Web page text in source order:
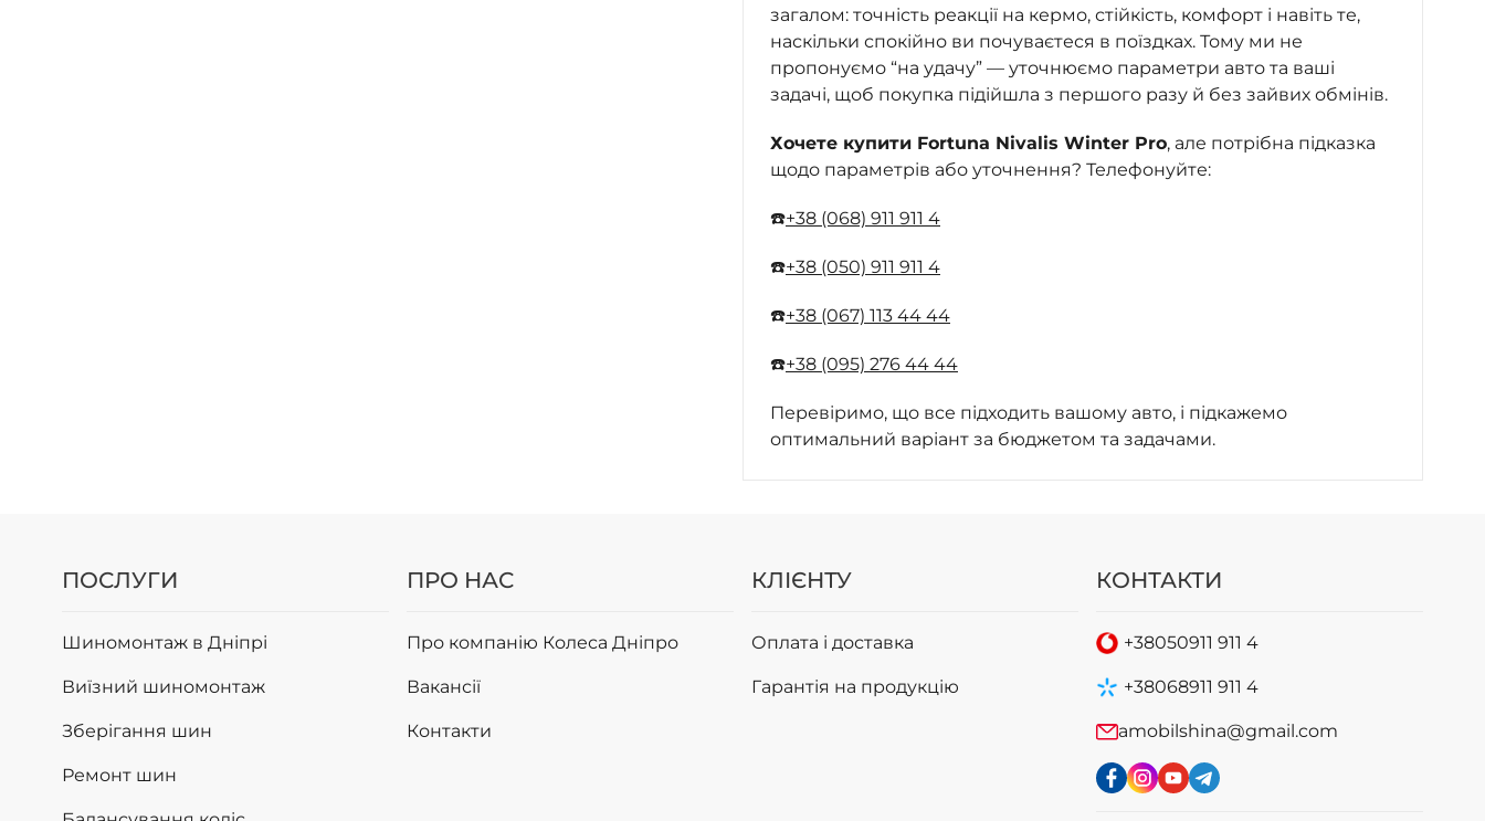
загалом: точність реакції на кермо, стійкість, комфорт і навіть те,
наскільки спокійно ви почуваєтеся в поїздках. Тому ми не
пропонуємо “на удачу” — уточнюємо параметри авто та ваші
задачі, щоб покупка підійшла з першого разу й без зайвих обмінів.
Хочете купити Fortuna Nivalis Winter Pro, але потрібна підказка
щодо параметрів або уточнення? Телефонуйте:
☎️+38 (068) 911 911 4
☎️+38 (050) 911 911 4
☎️+38 (067) 113 44 44
☎️+38 (095) 276 44 44
Перевіримо, що все підходить вашому авто, і підкажемо
оптимальний варіант за бюджетом та задачами.
ПОСЛУГИ
Шиномонтаж в Дніпрі
Виїзний шиномонтаж
Зберігання шин
Ремонт шин
ПРО НАС
Про компанію Колеса Дніпро
Вакансії
Контакти
КЛІЄНТУ
Оплата і доставка
Гарантія на продукцію
КОНТАКТИ
+38050911 911 4
+38068911 911 4
amobilshina@gmail.com